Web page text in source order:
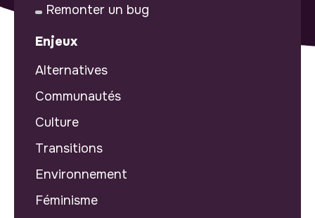
Remonter un bug
Enjeux
Alternatives
Communautés
Culture
Transitions
Environnement
Féminisme